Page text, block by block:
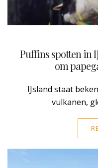
Puffins spotten in
om
IJsland staat
vulkanen,